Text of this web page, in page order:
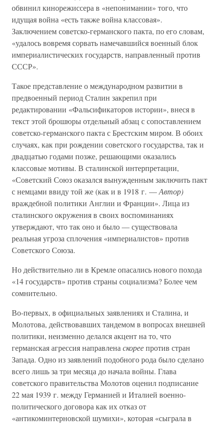
обвинил кинорежиссера в «непонимании» того, что
идущая война «есть также война классовая».
Заключением советско-германского пакта, по его словам,
«удалось вовремя сорвать намечавшийся военный блок
империалистических государств, направленный против
СССР».
Такое представление о международном развитии в
предвоенный период Сталин закрепил при
редактировании «Фальсификаторов истории», внеся в
текст этой брошюры отдельный абзац с сопоставлением
советско-германского пакта с Брестским миром. В обоих
случаях, как при рождении советского государства, так и
двадцатью годами позже, решающими оказались
классовые мотивы. В сталинской интерпретации,
«Советский Союз оказался вынужденным заключить пакт
с немцами ввиду той же (как и в 1918 г. —Автор)
враждебной политики Англии и Франции». Лица из
сталинского окружения в своих воспоминаниях
утверждают, что так оно и было — существовала
реальная угроза сплочения «империалистов» против
Советского Союза.
Но действительно ли в Кремле опасались нового похода
«14 государств» против страны социализма? Более чем
сомнительно.
Во-первых, в официальных заявлениях и Сталина, и
Молотова, действовавших тандемом в вопросах внешней
политики, неизменно делался акцент на то, что
германская агрессия направлена скореепротив стран
Запада. Одно из заявлений подобного рода было сделано
всего лишь за три месяца до начала войны. Глава
советского правительства Молотов оценил подписание
22 мая 1939 г. между Германией и Италией военно-
политического договора как их отказ от
«антикоминтерновской шумихи», которая «сыграла в